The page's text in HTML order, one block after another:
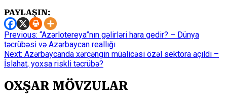
PAYLAŞIN:
Continue
Reading
Previous: “Azərlotereya”nın gəlirləri hara gedir? – Dünya
təcrübəsi və Azərbaycan reallığı
Next: Azərbaycanda xərçəngin müalicəsi özəl sektora açıldı –
İslahat, yoxsa riskli təcrübə?
OXŞAR MÖVZULAR